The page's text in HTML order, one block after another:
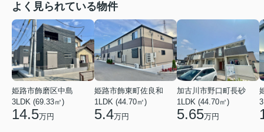
よく見られている物件
姫路市飾磨区中島
3LDK (69.33㎡)
14.5万円
姫路市飾東町佐良和
1LDK (44.70㎡)
5.4万円
加古川市野口町長砂
1LDK (44.70㎡)
5.65万円